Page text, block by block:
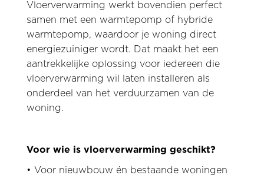
Vloerverwarming werkt bovendien perfect
samen met een warmtepomp of hybride
warmtepomp, waardoor je woning direct
energiezuiniger wordt. Dat maakt het een
aantrekkelijke oplossing voor iedereen die
vloerverwarming wil laten installeren als
onderdeel van het verduurzamen van de
woning.
Voor wie is vloerverwarming geschikt?
• Voor nieuwbouw én bestaande woningen